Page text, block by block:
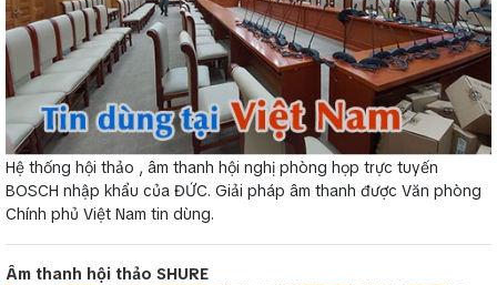
Hệ thống hội thảo , âm thanh hội nghị phòng họp trực tuyến
BOSCH nhập khẩu của ĐỨC. Giải pháp âm thanh được Văn phòng
Chính phủ Việt Nam tin dùng.
Âm thanh hội thảo SHURE